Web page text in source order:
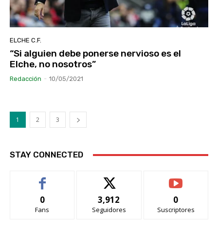
ELCHE C.F.
“Si alguien debe ponerse nervioso es el
Elche, no nosotros”
Redacción - 10/05/2021
1 2 3
STAY CONNECTED
0
Fans
3,912
Seguidores
0
Suscriptores